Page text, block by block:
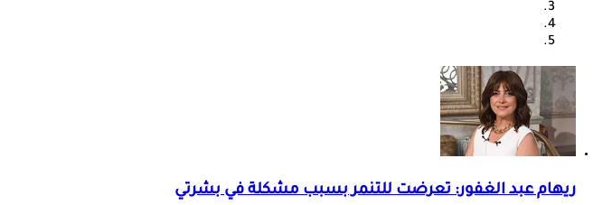
ريهام عبد الغفور: تعرضت للتنمر بسبب مشكلة في بشرتي